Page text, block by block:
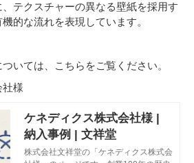
テクスチャーの異なる壁紙を採用す
的な流れを表現しています。
いては、こちらをご覧ください。
様
ケネディクス株式会社様 |
納入事例 | 文祥堂
株式会社文祥堂の「ケネディクス株式会